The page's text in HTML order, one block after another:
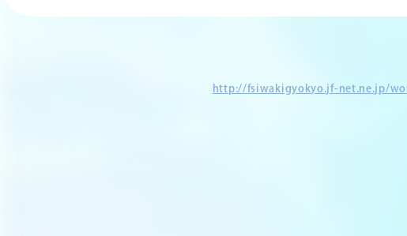
http://fsiwakigyokyo.jf-net.ne.jp/